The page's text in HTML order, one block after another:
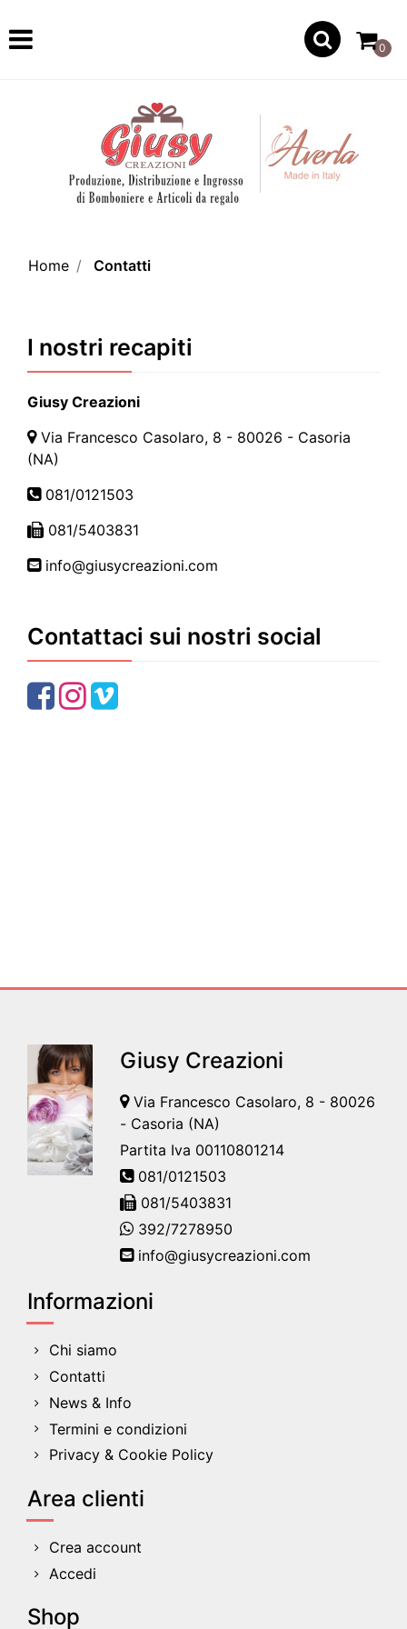
Open
0
Home Contatti
I nostri recapiti
Giusy Creazioni
Via Francesco Casolaro, 8 - 80026 - Casoria
(NA)
081/0121503
081/5403831
info@giusycreazioni.com
Contattaci sui nostri social
FacebookInstagram
Youtube
Giusy Creazioni
Via Francesco Casolaro, 8 - 80026
- Casoria (NA)
Partita Iva 00110801214
081/0121503
081/5403831
392/7278950
info@giusycreazioni.com
Informazioni
Chi siamo
Contatti
News & Info
Termini e condizioni
Privacy & Cookie Policy
Area clienti
Crea account
Accedi
Shop